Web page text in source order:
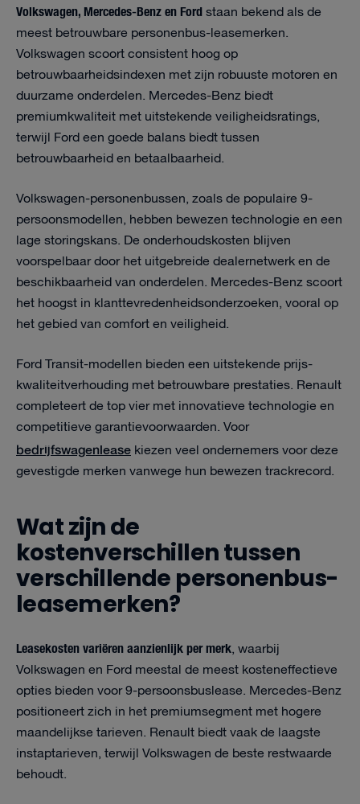
Volkswagen, Mercedes-Benz en Fordstaan bekend als de
meest betrouwbare personenbus-lease­merken.
Volkswagen scoort consistent hoog op
betrouwbaarheidsindexen met zijn robuuste motoren en
duurzame onderdelen. Mercedes-Benz biedt
premiumkwaliteit met uitstekende veiligheidsratings,
terwijl Ford een goede balans biedt tussen
betrouwbaarheid en betaalbaarheid.
Volkswagen-personenbussen, zoals de populaire 9-
persoonsmodellen, hebben bewezen technologie en een
lage storingskans. De onderhoudskosten blijven
voorspelbaar door het uitgebreide dealernetwerk en de
beschikbaarheid van onderdelen. Mercedes-Benz scoort
het hoogst in klanttevredenheidsonderzoeken, vooral op
het gebied van comfort en veiligheid.
Ford Transit-modellen bieden een uitstekende prijs-
kwaliteitverhouding met betrouwbare prestaties. Renault
completeert de top vier met innovatieve technologie en
competitieve garantievoorwaarden. Voor
bedrijfswagenlease kiezen veel ondernemers voor deze
gevestigde merken vanwege hun bewezen trackrecord.
Wat zijn de
kostenverschillen tussen
verschillende personenbus-
lease­merken?
Leasekosten variëren aanzienlijk per merk, waarbij
Volkswagen en Ford meestal de meest kosteneffectieve
opties bieden voor 9-persoonsbuslease. Mercedes-Benz
positioneert zich in het premiumsegment met hogere
maandelijkse tarieven. Renault biedt vaak de laagste
instaptarieven, terwijl Volkswagen de beste restwaarde
behoudt.